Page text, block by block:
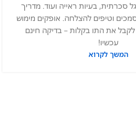
רגל סכרתית, בעיות ראייה ועוד. מדריך
וטיפים להצלחה. אופקים מימוש
לקבל את התו בקלות – בדיקה חינם
עכשיו!
המשך לקרוא